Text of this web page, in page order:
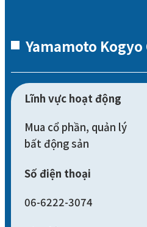
Yamamoto Kogyo
Lĩnh vực hoạt động
Mua cổ phần, quản lý
bất động sản
Số điện thoại
06-6222-3074